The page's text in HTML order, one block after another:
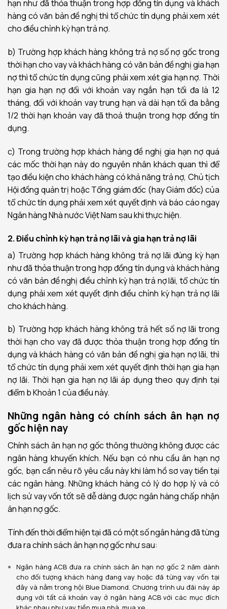
hạn như đã thỏa thuận trong hợp đồng tín dụng và khách
hàng có văn bản đề nghị thì tổ chức tín dụng phải xem xét
cho điều chỉnh kỳ hạn trả nợ.
b) Trường hợp khách hàng không trả nợ số nợ gốc trong
thời hạn cho vay và khách hàng có văn bản đề nghị gia hạn
nợ thì tổ chức tín dụng cũng phải xem xét gia hạn nợ. Thời
hạn gia hạn nợ đối với khoản vay ngắn hạn tối đa là 12
tháng, đối với khoản vay trung hạn và dài hạn tối đa bằng
1/2 thời hạn khoản vay đã thoả thuận trong hợp đồng tín
dụng.
c) Trong trường hợp khách hàng đề nghị gia hạn nợ quá
các mốc thời hạn này do nguyên nhân khách quan thì để
tạo điều kiện cho khách hàng có khả năng trả nợ, Chủ tịch
Hội đồng quản trị hoặc Tổng giám đốc (hay Giám đốc) của
tổ chức tín dụng phải xem xét quyết định và báo cáo ngay
Ngân hàng Nhà nước Việt Nam sau khi thực hiện.
2. Điều chỉnh kỳ hạn trả nợ lãi và gia hạn trả nợ lãi
a) Trường hợp khách hàng không trả nợ lãi đúng kỳ hạn
như đã thỏa thuận trong hợp đồng tín dụng và khách hàng
có văn bản đề nghị điều chỉnh kỳ hạn trả nợ lãi, tổ chức tín
dụng phải xem xét quyết định điều chỉnh kỳ hạn trả nợ lãi
cho khách hàng.
b) Trường hợp khách hàng không trả hết số nợ lãi trong
thời hạn cho vay đã được thỏa thuận trong hợp đồng tín
dụng và khách hàng có văn bản đề nghị gia hạn nợ lãi, thì
tổ chức tín dụng phải xem xét quyết định thời hạn gia hạn
nợ lãi. Thời hạn gia hạn nợ lãi áp dụng theo quy định tại
điểm b Khoản 1 của điều này.
Những ngân hàng có chính sách ân hạn nợ
gốc hiện nay
Chính sách ân hạn nợ gốc thông thường không được các
ngân hàng khuyến khích. Nếu bạn có nhu cầu ân hạn nợ
gốc, bạn cần nêu rõ yêu cầu này khi làm hồ sơ vay tiền tại
các ngân hàng. Những khách hàng có lý do hợp lý và có
lịch sử vay vốn tốt sẽ dễ dàng được ngân hàng chấp nhận
ân hạn nợ gốc.
Tính đến thời điểm hiện tại đã có một số ngân hàng đã từng
đưa ra chính sách ân hạn nợ gốc như sau:
Ngân hàng ACB đưa ra chính sách ân hạn nợ gốc 2 năm dành
cho đối tượng khách hàng đang vay hoặc đã từng vay vốn tại
đây và nằm trong hội Blue Diamond. Chương trình ưu đãi này áp
dụng với tất cả khoản vay ở ngân hàng ACB với các mục đích